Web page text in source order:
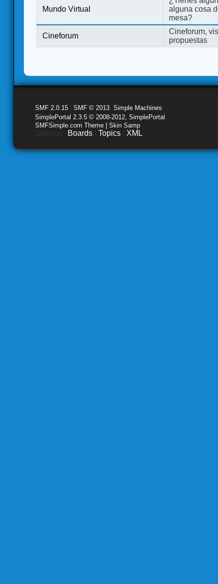
Mundo Virtual
alguna cosa
mesa?
Cineforum
Cineforum,
propuestas
SMF 2.0.15 SMF © 2013 Simple Machines
SimplePortal 2.3.5 © 2008-2012, SimplePortal
SMFSimple.com Theme | Skin Samp
Boards Topics XML